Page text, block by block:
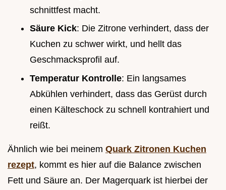
schnittfest macht.
Säure Kick: Die Zitrone verhindert, dass der
Kuchen zu schwer wirkt, und hellt das
Geschmacksprofil auf.
Temperatur Kontrolle: Ein langsames
Abkühlen verhindert, dass das Gerüst durch
einen Kälteschock zu schnell kontrahiert und
reißt.
Ähnlich wie bei meinem Quark Zitronen Kuchen
rezept, kommt es hier auf die Balance zwischen
Fett und Säure an. Der Magerquark ist hierbei der